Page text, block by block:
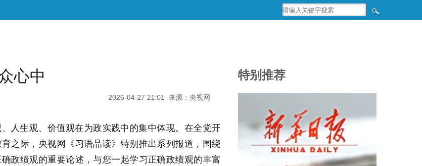
心中
2026-04-27 21:01 来源：央视网
人生观、价值观在为政实践中的集中体现。在全党开
之际，央视网《习语品读》特别推出系列报道，围绕
政绩观的重要论述，与您一起学习正确政绩观的丰富
特别推荐